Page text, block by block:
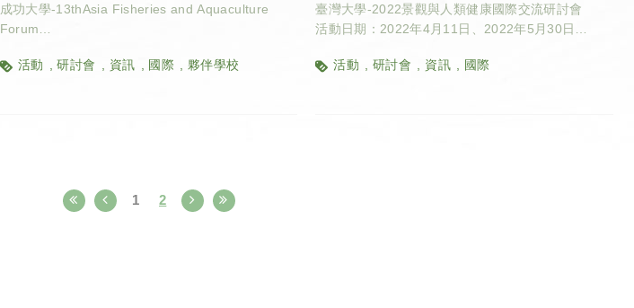
成功大學-13thAsia Fisheries and Aquaculture
Forum
活動
研討會 資訊 國際 夥伴學校
臺灣大學-2022景觀與人類健康國際交流研討會
活動日期：2022年4月11日、2022年5月30日
景觀健康研究發展趨勢、促進各國相關專業人員交流
活動 研討會 資訊 國際
1 2